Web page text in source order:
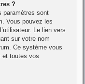
?
paramètres sont
Vous pouvez les
Le lien vers
sur votre nom
Ce système vous
et toutes vos